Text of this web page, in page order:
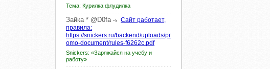
Тема: Курилка флудилка
Зайка * @D0fa
Сайт работает,
правила:
https://snickers.ru/backend/uploads/pr
omo-document/rules-f6262c.pdf
Snickers: «Заряжайся на учебу и
работу»